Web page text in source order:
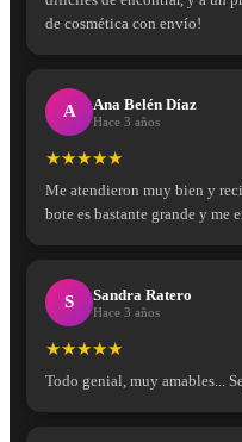
de cosmética con envío!
A Ana Belén Díaz
Hace 3 años
★★★★★
Me atendieron muy bien y
bote es bastante grande y me
S Sandra Ratero
Hace 3 años
★★★★★
Todo genial, muy amables...